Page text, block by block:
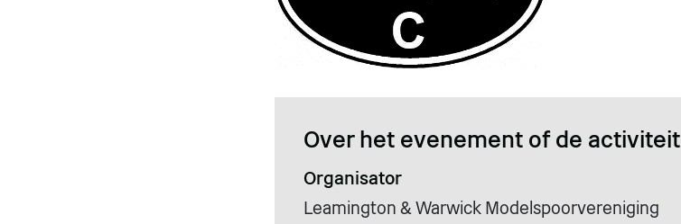
Over het evenement of de activiteit
Organisator
Leamington & Warwick Modelspoorvereniging